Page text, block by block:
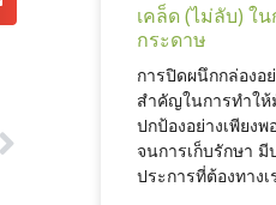
เคล็ด (ไม่ลับ) ใ
กระดาษ
การปิดผนึกกล่องอ
สำคัญในการทำให้
ปกป้องอย่างเพียง
จนการเก็บรักษา
ประการที่ต้องทางเ